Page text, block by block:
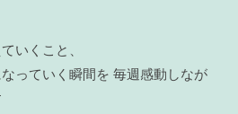
いくこと、
っていく瞬間を 毎週感動しなが